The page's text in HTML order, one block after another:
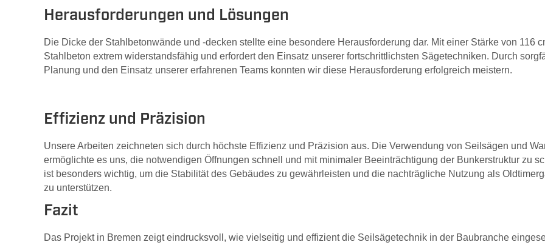
Herausforderungen und Lösungen
Die Dicke der Stahlbetonwände und -decken stellte eine besondere Herausforderung dar. Mit einer Stärke von 116
Stahlbeton extrem widerstandsfähig und erfordert den Einsatz unserer fortschrittlichsten Sägetechniken. Durch
Planung und den Einsatz unserer erfahrenen Teams konnten wir diese Herausforderung erfolgreich meistern.
Effizienz und Präzision
Unsere Arbeiten zeichneten sich durch höchste Effizienz und Präzision aus. Die Verwendung von Seilsägen und
ermöglichte es uns, die notwendigen Öffnungen schnell und mit minimaler Beeinträchtigung der Bunkerstruktur zu
ist besonders wichtig, um die Stabilität des Gebäudes zu gewährleisten und die nachträgliche Nutzung als
zu unterstützen.
Fazit
Das Projekt in Bremen zeigt eindrucksvoll, wie vielseitig und effizient die Seilsägetechnik in der Baubranche